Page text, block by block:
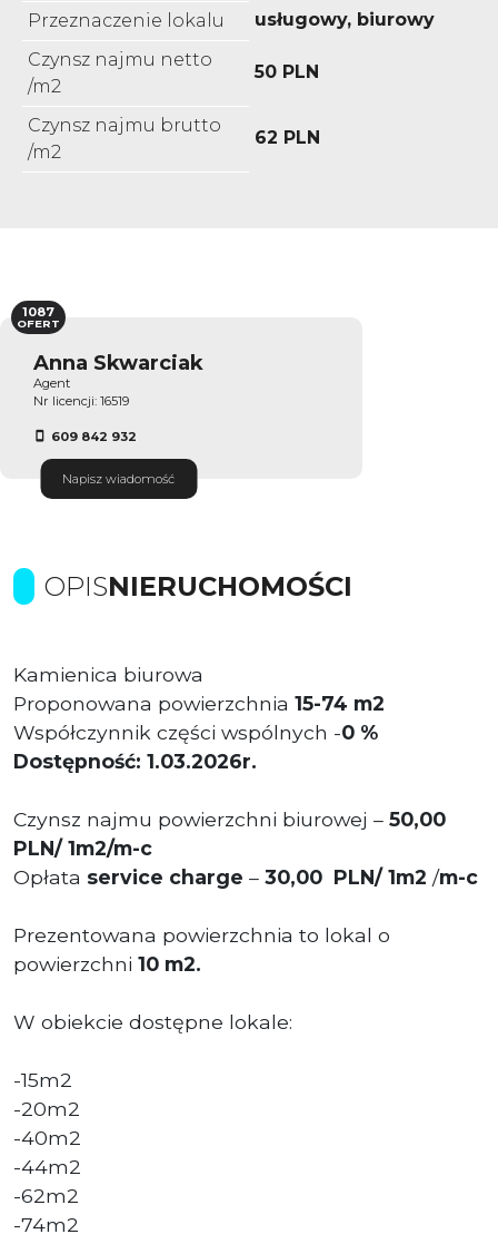
Przeznaczenie lokalu
usługowy, biurowy
Czynsz najmu netto
/m2
50 PLN
Czynsz najmu brutto
/m2
62 PLN
Anna Skwarciak
Agent
Nr licencji: 16519
609 842 932
Napisz wiadomość
1087
OFERT
OPISNIERUCHOMOŚCI
Kamienica biurowa
Proponowana powierzchnia 15-74 m2
Współczynnik części wspólnych -0 %
Dostępność: 1.03.2026r.
Czynsz najmu powierzchni biurowej – 50,00
PLN/ 1m2/m-c
Opłata service charge – 30,00 PLN/ 1m2 /m-c
Prezentowana powierzchnia to lokal o
powierzchni 10 m2.
W obiekcie dostępne lokale:
-15m2
-20m2
-40m2
-44m2
-62m2
-74m2